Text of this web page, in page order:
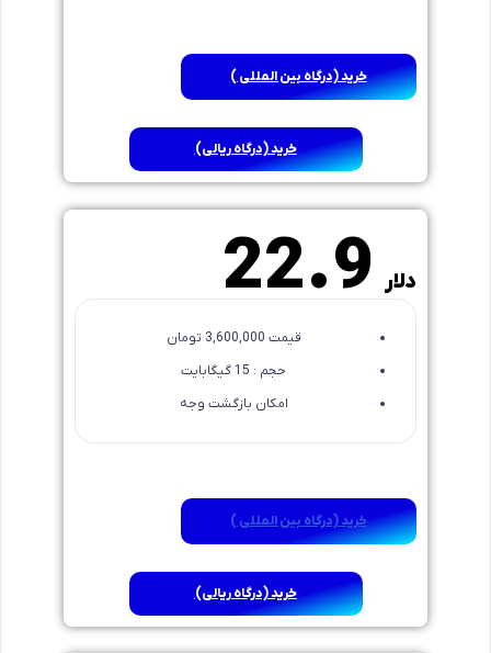
خرید (درگاه بین المللی )
خرید (درگاه ریالی)
دلار 22.9
قیمت 3,600,000 تومان
حجم : 15 گیگابایت
امکان بازگشت وجه
خرید (درگاه بین المللی )
خرید (درگاه ریالی)